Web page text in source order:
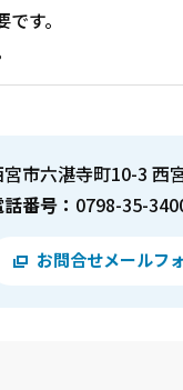
す。
市六湛寺町10-3 西
番号： 0798-35-
お問合せメールフ